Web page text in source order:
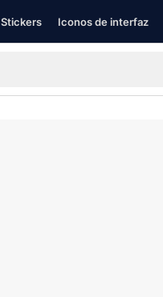
Stickers Iconos de interfaz